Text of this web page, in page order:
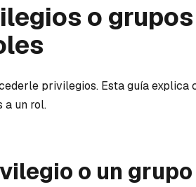
o
privilegios. Esta guía explica
a un rol.
o un